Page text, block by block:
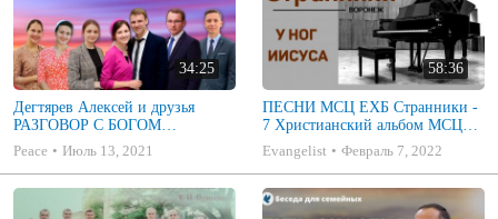
34:25
Дегтярев Алексей и друзья
РАЗГОВОР С БОГОМ
Христианские песни МСЦ ЕХБ
2021 (7я)
Peace Июль 13, 2021
58:36
ПЕСНИ МСЦ ЕХБ Странники -
7 Христианский альбом МСЦ
ЕХБ
Evangelist Февраль 7, 2022